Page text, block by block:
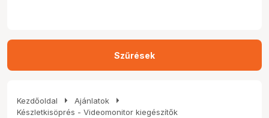
Kezdőoldal arrow_right Ajánlatok arrow_right
Készletkisöprés - Videomonitor kiegészítők
Szűrések